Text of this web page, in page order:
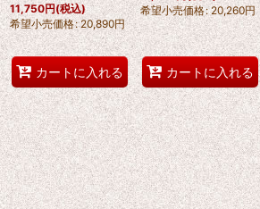
11,750円(税込)
希望小売価格: 20,890円
カートに入れる
希望小売価格: 20,260円
カートに入れる